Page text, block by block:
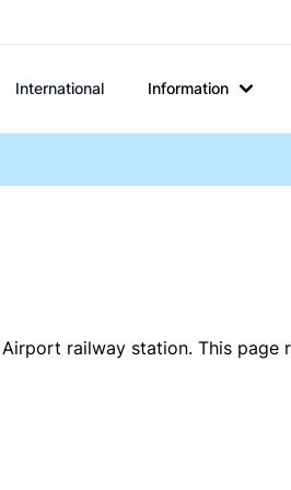
International Information
railway station. This page